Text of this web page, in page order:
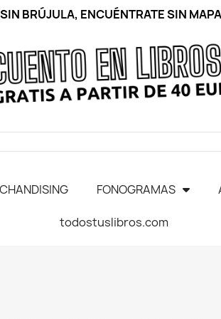
BRÚJULA, ENCUÉNTRATE SIN
FONOGRAMAS
todostuslibros.com